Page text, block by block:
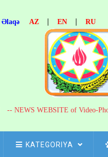
Əlaqə AZ | EN | RU
-- NEWS WEBSITE of Video-
KATEGORIYA